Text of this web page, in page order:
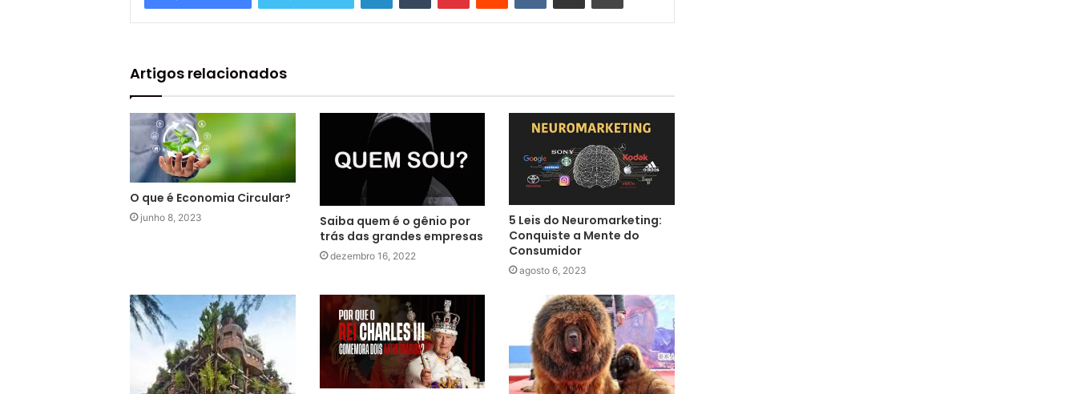
Artigos relacionados
O que é Economia Circular?
junho 8, 2023
Saiba quem é o gênio por
trás das grandes empresas
dezembro 16, 2022
5 Leis do Neuromarketing:
Conquiste a Mente do
Consumidor
agosto 6, 2023